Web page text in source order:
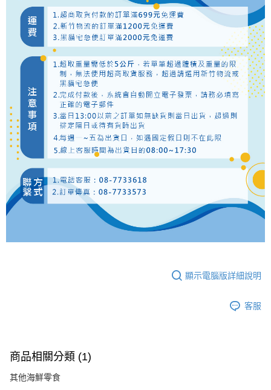
顯示電腦版詳細說明
客服
商品相關分類 (1)
其他海鮮零食